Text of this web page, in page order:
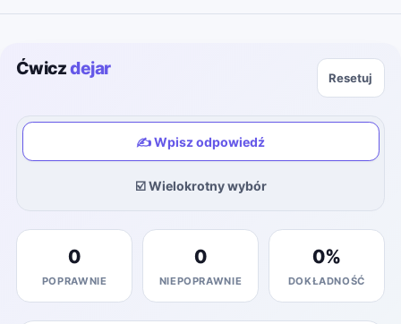
Ćwiczdejar Resetuj
✍️ Wpisz odpowiedź
☑️ Wielokrotny wybór
0
POPRAWNIE
0
NIEPOPRAWNIE
0%
DOKŁADNOŚĆ